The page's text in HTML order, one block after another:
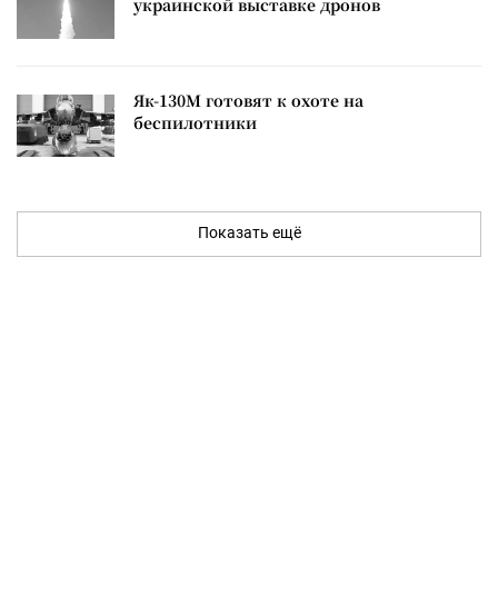
украинской выставке дронов
Як-130М готовят к охоте на
беспилотники
Показать ещё